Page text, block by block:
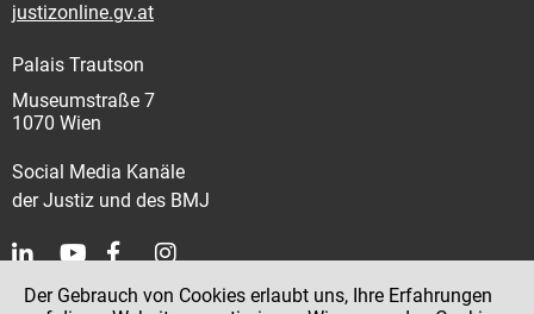
justizonline.gv.at
Palais Trautson
Museumstraße 7
1070 Wien
Social Media Kanäle
der Justiz und des BMJ
Kontakt
Der Gebrauch von Cookies erlaubt uns, Ihre Erfahrungen